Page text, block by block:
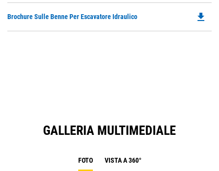
Brochure Sulle Benne Per Escavatore Idraulico file_download
GALLERIA MULTIMEDIALE
FOTO VISTA A 360°